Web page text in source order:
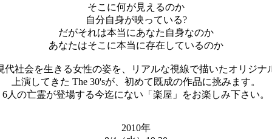
そこに何が見えるのか
自分自身が映っている?
だがそれは本当にあなた自身なのか
あなたはそこに本当に存在しているのか
代社会を生きる女性の姿を、リアルな視線で描いたオリジナ
上演してきた The 30'sが、初めて既成の作品に挑みます。
6人の亡霊が登場する今迄にない「楽屋」をお楽しみ下さい。
2010年